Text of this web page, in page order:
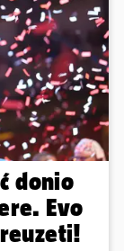
donio
Evo